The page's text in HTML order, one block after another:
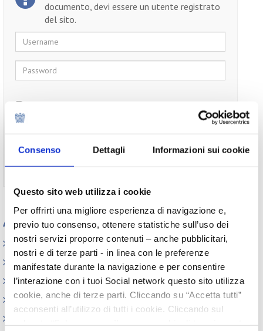
Consenso Dettagli Informazioni sui cookie
Questo sito web utilizza i cookie
Per offrirti una migliore esperienza di navigazione e,
previo tuo consenso, ottenere statistiche sull’uso dei
nostri servizi proporre contenuti – anche pubblicitari,
nostri e di terze parti - in linea con le preferenze
manifestate durante la navigazione e per consentire
l’interazione con i tuoi Social network questo sito utilizza
cookie, anche di terze parti. Cliccando su “Accetta tutti”
acconsenti all’utilizzo di tutti i cookie. Cliccando sul
documento, devi essere un utente registrato
del sito.
Username
Password
Non ti sei ancora registrato?Registrati
Appuntamenti
Elenco Completo
Assemblea
Convegno tecnico internazionale
Cosmoprof